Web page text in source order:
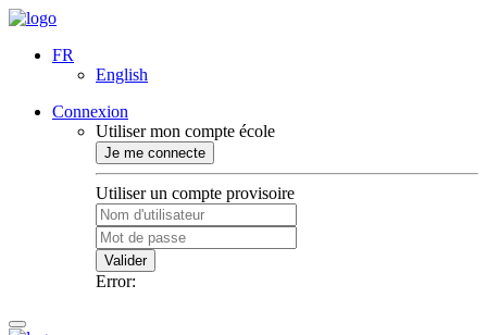
FR
English
Connexion
Utiliser mon compte école
Je me connecte
Utiliser un compte provisoire
Valider
Error: